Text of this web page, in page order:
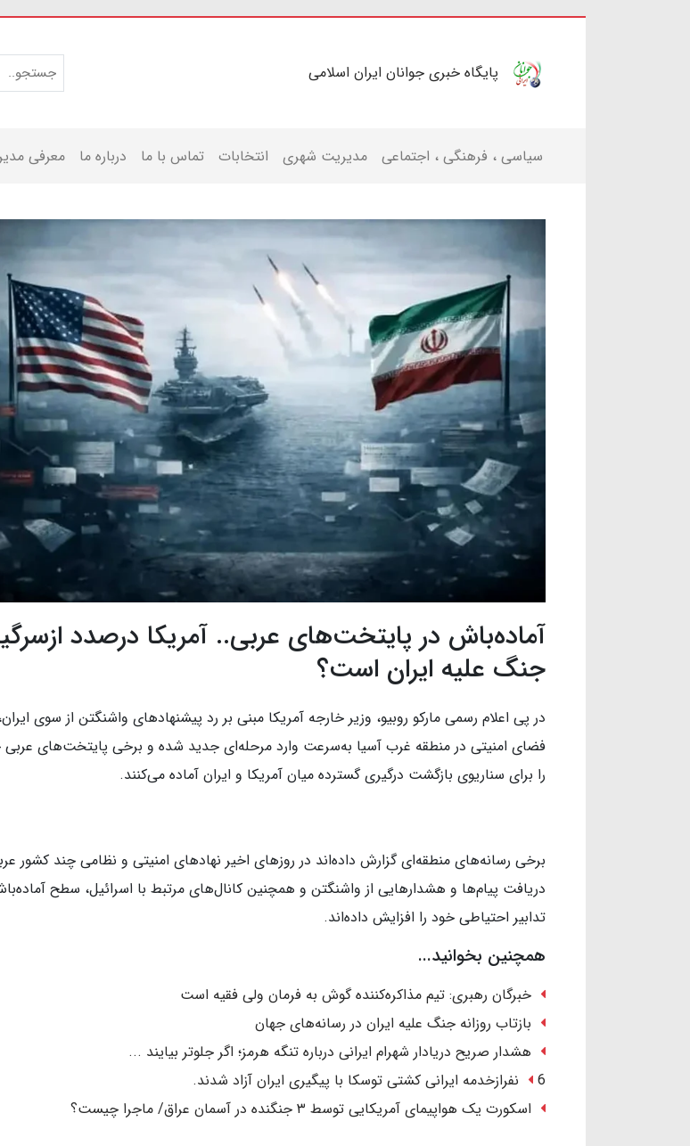
پایگاه خبری جوانان ایران اسلامی
سیاسی ، فرهنگی ، اجتماعی مدیریت شهری انتخابات تماس با ما درباره ما معرفی
آماده‌باش در پایتخت‌های عربی.. آمریکا درصدد
جنگ علیه ایران است؟
در پی اعلام رسمی مارکو روبیو، وزیر خارجه آمریکا مبنی بر رد پیشنهادهای واشنگتن از سوی
فضای امنیتی در منطقه غرب آسیا به‌سرعت وارد مرحله‌ای جدید شده و برخی پایتخت‌های
را برای سناریوی بازگشت درگیری گسترده میان آمریکا و ایران آماده می‌کنند.
برخی رسانه‌های منطقه‌ای گزارش داده‌اند در روزهای اخیر نهادهای امنیتی و نظامی چند کشور
دریافت پیام‌ها و هشدارهایی از واشنگتن و همچنین کانال‌های مرتبط با اسرائیل، سطح
تدابیر احتیاطی خود را افزایش داده‌اند.
همچنین بخوانید...
خبرگان رهبری: تیم مذاکره‌کننده گوش به فرمان ولی فقیه است
بازتاب روزانه جنگ علیه ایران در رسانه‌های جهان
هشدار صریح دریادار شهرام ایرانی درباره تنگه هرمز؛ اگر جلوتر بیایند ...
6 نفرازخدمه ایرانی کشتی توسکا با پیگیری ایران آزاد شدند.
اسکورت یک هواپیمای آمریکایی توسط ۳ جنگنده در آسمان عراق/ ماجرا چیست؟